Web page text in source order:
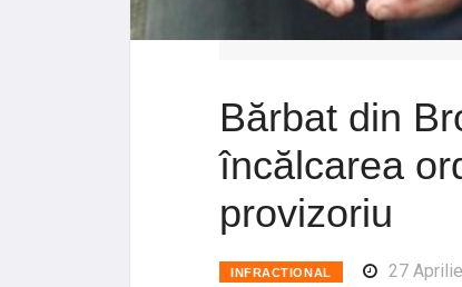
Bărbat din
încălcarea
provizoriu
INFRACTIONAL 27